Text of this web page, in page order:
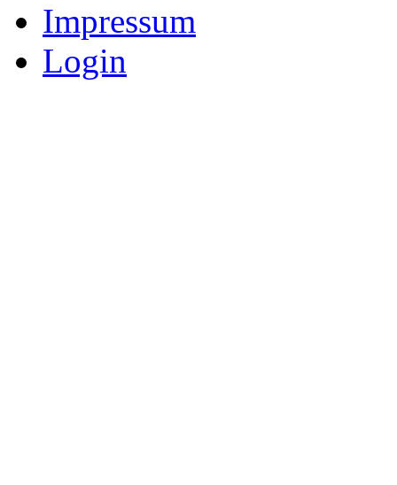
Impressum
Login